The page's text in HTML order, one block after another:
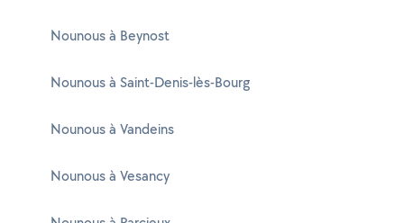
Nounous à Beynost
Nounous à Saint-Denis-lès-Bourg
Nounous à Vandeins
Nounous à Vesancy